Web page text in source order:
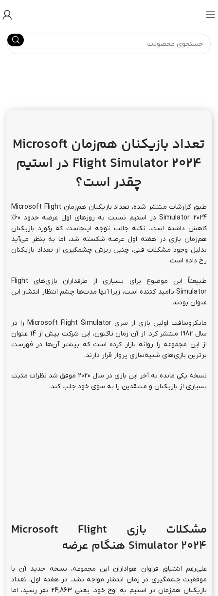
تعداد بازیکنان هم‌زمان Microsoft
Flight Simulator 2024 در استیم
چقدر است؟
طبق گزارشات منتشر شده، تعداد بازیکنان هم‌زمان Microsoft Flight
Simulator 2024 در استیم نسبت به روزهای اول عرضه حدود 60%
کاهش داشته است. نکته جالب توجه اینجاست که رکورد بازیکنان
هم‌زمان بازی در هفته اول عرضه شکسته شد، اما به بنظر می‌آید
بدلیل وجود مشکلات فنی، چنین ریزش چشمگیری از تعداد بازیکنان
رخ داده است.
طبیعتاً این موضوع برای بسیاری از طرفداران بازی‌های Flight
Simulator نا‌امید کننده است، زیرا آنها مدت‌ها چشم انتظار انتشار این
عنوان بودند.
مایکروسافت اولین بازی از سری Microsoft Flight Simulator را در
سال 1982 منتشر کرد. از آن زمان تاکنون، این شرکت بیش از 14 عنوان
از این مجموعه را روانه بازار کرده است که بیشتر آن‌ها در فهرست
برترین بازی‌های شبیه‌سازی پرواز قرار دارند.
نسخه یکی مانده به آخر این بازی در سال 2020 موفق شد نظرات مثبت
بسیاری از بازیکنان و منتقدین را به سوی خود جلب کند.
مشکلات بازی Microsoft Flight
Simulator 2024 هنگام عرضه
علی‌رغم اشتیاق فراوان هواداران این مجموعه، نسخه جدید آن با
موفقیت چشمگیری در زمان انتشار مواجه نشد. در هفته اول، تعداد
بازیکنان هم‌زمان در استیم به اوج خود، یعنی 24,863 نفر رسید، اما